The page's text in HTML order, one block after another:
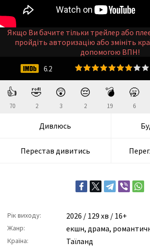
👍
70
🤣
2
😲
3
😔
2
💣
19
🥱
6
Дивлюсь
Перестав дивитись
Рік виходу: 2026 / 129 хв / 16+
Жанр: екшн, драма,
Країна: Таїланд
6.2
Якщо Ви бачите тільки трейлер або
пройдіть авторизацію або змініть
допомогою ВПН!